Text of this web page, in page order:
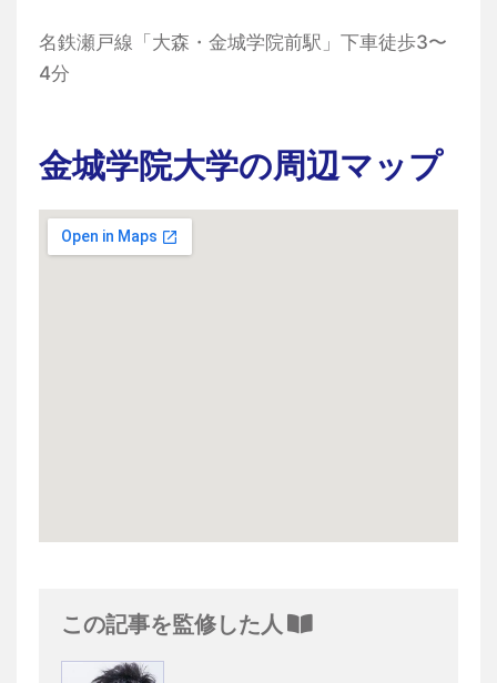
名鉄瀬戸線「大森・金城学院前駅」下車徒歩3〜
4分
金城学院大学の周辺マップ
この記事を監修した人